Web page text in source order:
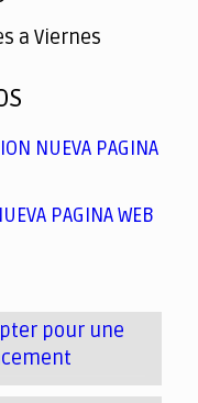
a Viernes
NUEVA PAGINA
PAGINA WEB
pour une